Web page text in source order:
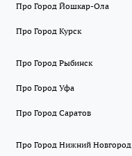
Про Город Йошкар-Ола
Про Город Курск
Про Город Рыбинск
Про Город Уфа
Про Город Саратов
Про Город Нижний Новгород